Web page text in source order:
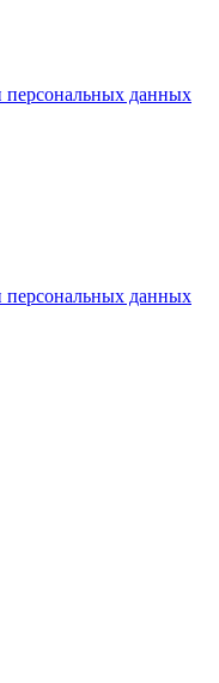
персональных данных
персональных данных